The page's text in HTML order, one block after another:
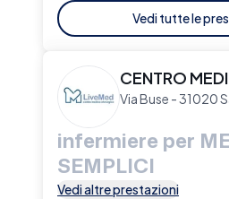
Vedi tutte le
CENTRO
Via Buse - 31020
infermiere per
SEMPLICI
Vedi altre prestazioni